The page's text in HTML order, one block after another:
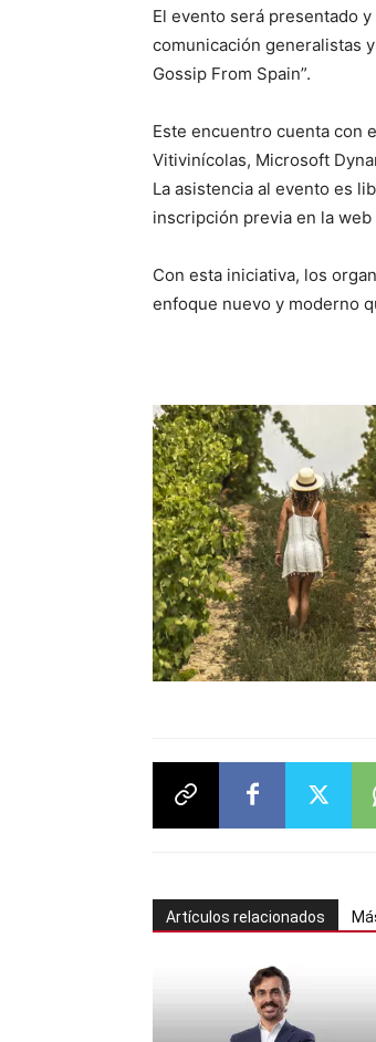
El evento será presentado
comunicación generalistas
Gossip From Spain”.
Este encuentro cuenta con
Vitivinícolas, Microsoft
La asistencia al evento es
inscripción previa en la
Con esta iniciativa, los
enfoque nuevo y moderno
Artículos relacionados